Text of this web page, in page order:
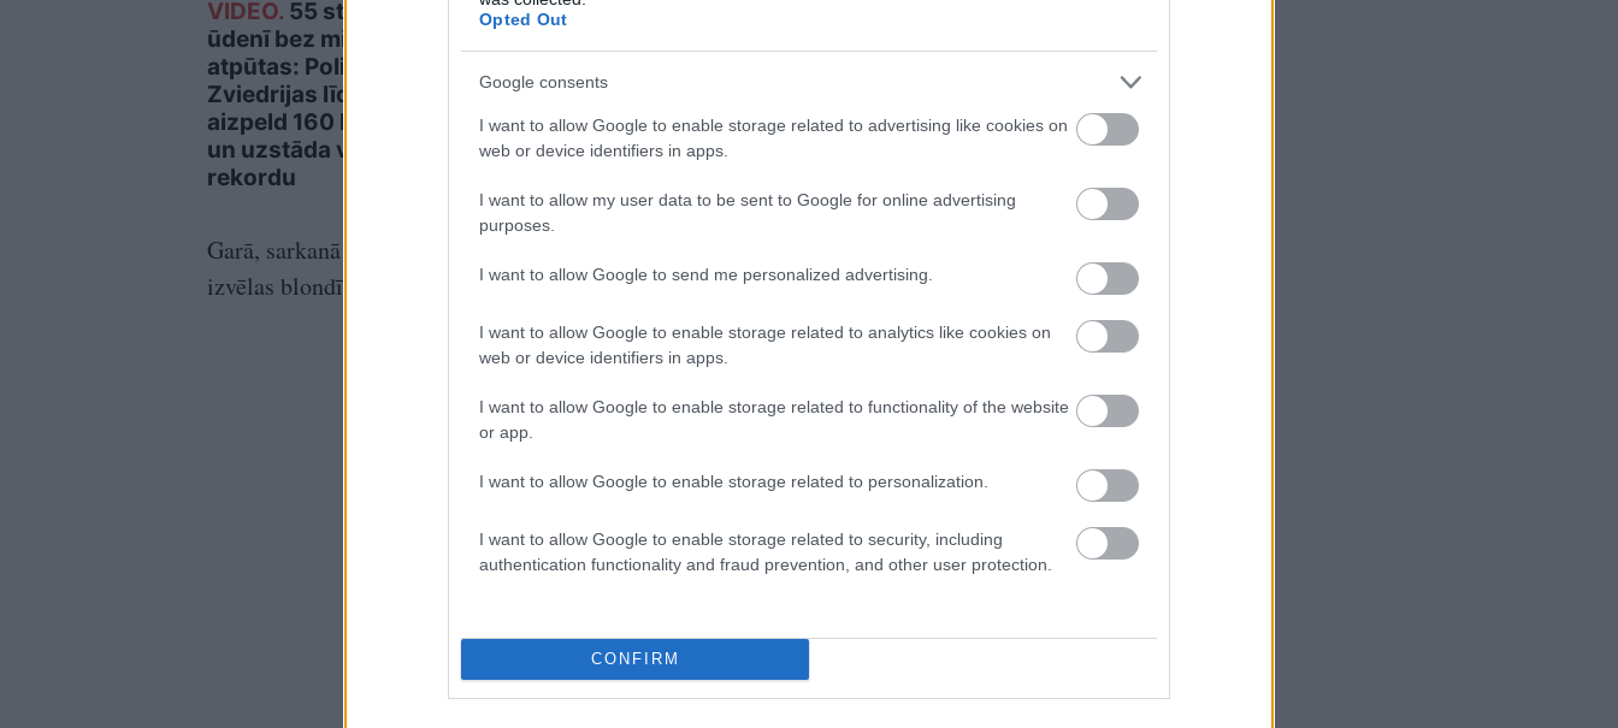
Opted Out
Google consents
I want to allow Google to enable storage related to advertising like cookies on
web or device identifiers in apps.
I want to allow my user data to be sent to Google for online advertising
purposes.
I want to allow Google to send me personalized advertising.
I want to allow Google to enable storage related to analytics like cookies on
web or device identifiers in apps.
I want to allow Google to enable storage related to functionality of the website
or app.
I want to allow Google to enable storage related to personalization.
I want to allow Google to enable storage related to security, including
authentication functionality and fraud prevention, and other user protection.
CONFIRM
VIDEO. 55 stundas
ūdenī bez miega un
atpūtas: Polis no
Zviedrijas līdz Polijai
aizpeld 160 kilometrus
un uzstāda vēsturisku
rekordu
Vācijā virs militārās
Garā, sarkanā kleita ar pērlītēm, ko Merilina Monro vilka kinofilmā “Džentlmeņi
izvēlas blondīnes”, maksāja gandrīz 224 000 eiro.